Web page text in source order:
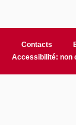
Contacts
Accessibilité: non